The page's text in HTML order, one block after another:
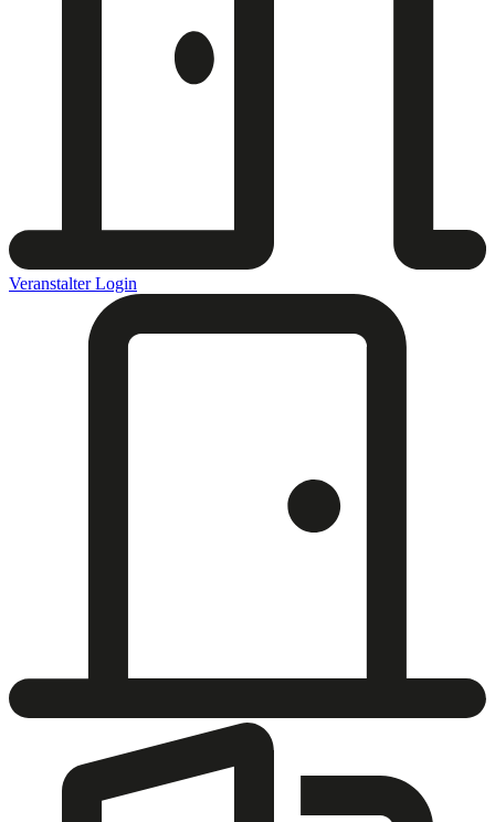
Veranstalter Login